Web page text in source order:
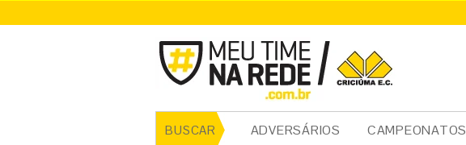
BUSCAR ADVERSÁRIOS CAMPEONATOS